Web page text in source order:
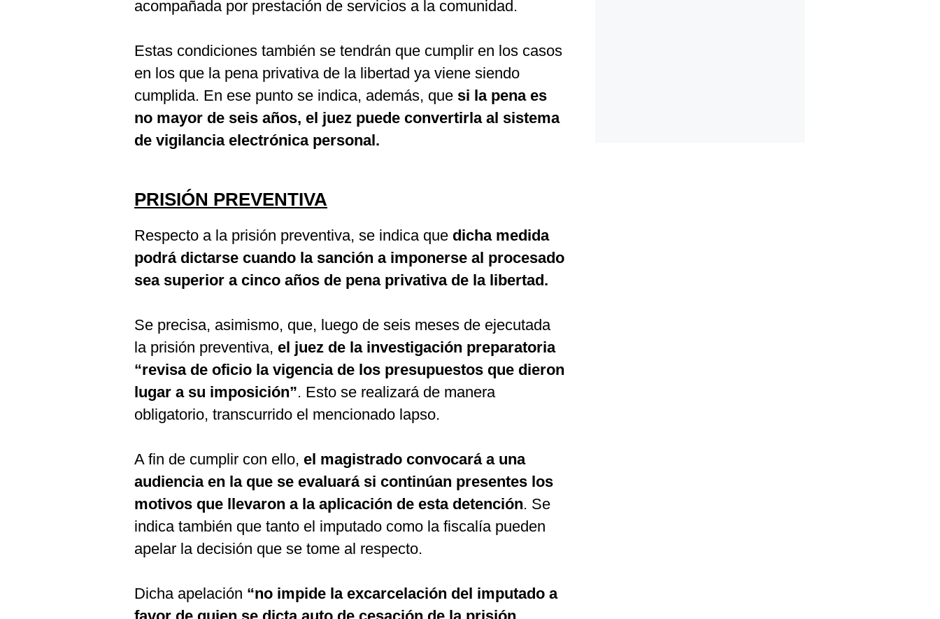
acompañada por prestación de servicios a la comunidad.
Estas condiciones también se tendrán que cumplir en los casos
en los que la pena privativa de la libertad ya viene siendo
cumplida. En ese punto se indica, además, que si la pena es
no mayor de seis años, el juez puede convertirla al sistema
de vigilancia electrónica personal.
PRISIÓN PREVENTIVA
Respecto a la prisión preventiva, se indica que dicha medida
podrá dictarse cuando la sanción a imponerse al procesado
sea superior a cinco años de pena privativa de la libertad.
Se precisa, asimismo, que, luego de seis meses de ejecutada
la prisión preventiva, el juez de la investigación preparatoria
“revisa de oficio la vigencia de los presupuestos que dieron
lugar a su imposición”. Esto se realizará de manera
obligatorio, transcurrido el mencionado lapso.
A fin de cumplir con ello, el magistrado convocará a una
audiencia en la que se evaluará si continúan presentes los
motivos que llevaron a la aplicación de esta detención. Se
indica también que tanto el imputado como la fiscalía pueden
apelar la decisión que se tome al respecto.
Dicha apelación “no impide la excarcelación del imputado a